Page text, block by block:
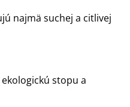
najmä suchej a citlivej
stopu a